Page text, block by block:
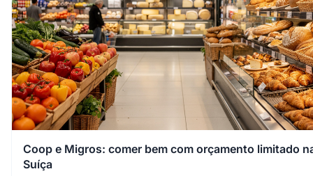
Coop e Migros: comer bem com orçamento limitado
Suíça